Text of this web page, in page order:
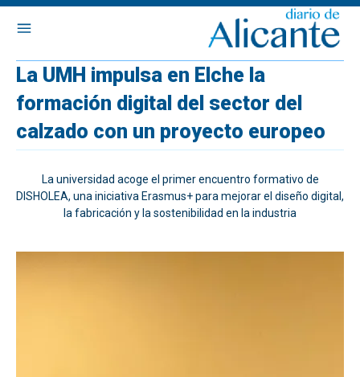
La UMH impulsa en Elche la
formación digital del sector del
calzado con un proyecto europeo
La universidad acoge el primer encuentro formativo de
DISHOLEA, una iniciativa Erasmus+ para mejorar el diseño digital,
la fabricación y la sostenibilidad en la industria